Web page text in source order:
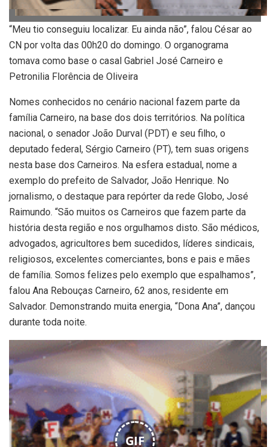
“Meu tio conseguiu localizar. Eu ainda não”, falou César ao
CN por volta das 00h20 do domingo. O organograma
tomava como base o casal Gabriel José Carneiro e
Petronilia Florência de Oliveira
Nomes conhecidos no cenário nacional fazem parte da
família Carneiro, na base dos dois territórios. Na política
nacional, o senador João Durval (PDT) e seu filho, o
deputado federal, Sérgio Carneiro (PT), tem suas origens
nesta base dos Carneiros. Na esfera estadual, nome a
exemplo do prefeito de Salvador, João Henrique. No
jornalismo, o destaque para repórter da rede Globo, José
Raimundo. “São muitos os Carneiros que fazem parte da
história desta região e nos orgulhamos disto. São médicos,
advogados, agricultores bem sucedidos, líderes sindicais,
religiosos, excelentes comerciantes, bons e pais e mães
de família. Somos felizes pelo exemplo que espalhamos”,
falou Ana Rebouças Carneiro, 62 anos, residente em
Salvador. Demonstrando muita energia, “Dona Ana”, dançou
durante toda noite.
GIF